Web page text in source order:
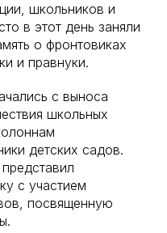
школьников и
в этот день заняли
о фронтовиках
и правнуки.
с выноса
школьных
детских садов.
с участием
посвященную